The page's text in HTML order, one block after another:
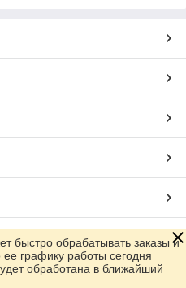
Prom.ua
быстро обрабатывать заказы и
графику работы сегодня
обработана в ближайший